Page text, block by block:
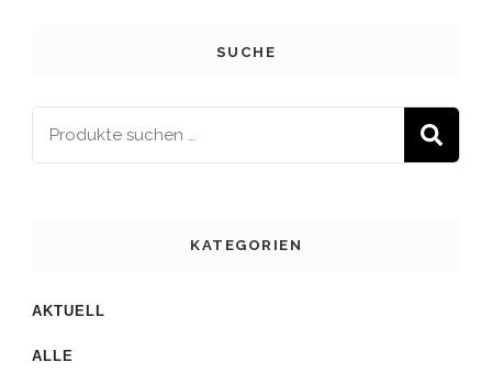
SUCHE
KATEGORIEN
AKTUELL
ALLE